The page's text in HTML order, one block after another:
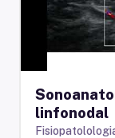
linfonodal